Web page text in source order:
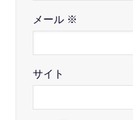
メール ※
サイト